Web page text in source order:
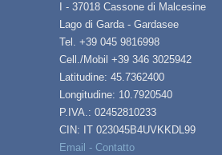
I - 37018 Cassone di Malcesine
Lago di Garda - Gardasee
Tel. +39 045 9816998
Cell./Mobil +39 346 3025942
Latitudine: 45.7362400
Longitudine: 10.7920540
P.IVA.: 02452810233
CIN: IT 023045B4UVKKDL99
Email - Contatto